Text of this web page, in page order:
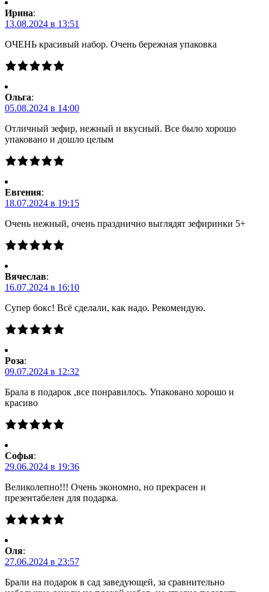
Ирина:
13.08.2024 в 13:51
ОЧЕНЬ красивый набор. Очень бережная упаковка
Ольга:
05.08.2024 в 14:00
Отличный зефир, нежный и вкусный. Все было хорошо
упаковано и дошло целым
Евгения:
18.07.2024 в 19:15
Очень нежный, очень празднично выглядят зефиринки 5+
Вячеслав:
16.07.2024 в 16:10
Супер бокс! Всё сделали, как надо. Рекомендую.
Роза:
09.07.2024 в 12:32
Брала в подарок ,все понравилось. Упаковано хорошо и
красиво
Софья:
29.06.2024 в 19:36
Великолепно!!! Очень экономно, но прекрасен и
презентабелен для подарка.
Оля:
27.06.2024 в 23:57
Брали на подарок в сад заведующей, за сравнительно